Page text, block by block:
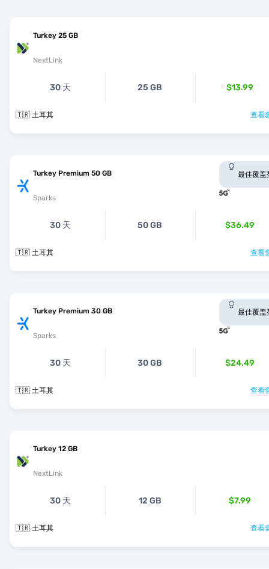
Turkey 25 GB
NextLink
30 天 25 GB $13.99
🇹🇷 土耳其 查看
Turkey Premium 50 GB
Sparks
最佳覆盖
30 天 50 GB $36.49
🇹🇷 土耳其 查看
Turkey Premium 30 GB
Sparks
最佳覆盖
30 天 30 GB $24.49
🇹🇷 土耳其 查看
Turkey 12 GB
NextLink
30 天 12 GB $7.99
🇹🇷 土耳其 查看